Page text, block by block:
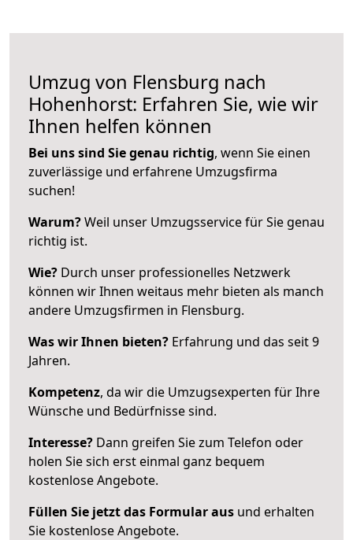
Umzug von Flensburg nach
Hohenhorst: Erfahren Sie, wie wir
Ihnen helfen können
Bei uns sind Sie genau richtig, wenn Sie einen
zuverlässige und erfahrene Umzugsfirma
suchen!
Warum?Weil unser Umzugsservice für Sie genau
richtig ist.
Wie? Durch unser professionelles Netzwerk
können wir Ihnen weitaus mehr bieten als manch
andere Umzugsfirmen in Flensburg.
Was wir Ihnen bieten? Erfahrung und das seit 9
Jahren.
Kompetenz, da wir die Umzugsexperten für Ihre
Wünsche und Bedürfnisse sind.
Interesse? Dann greifen Sie zum Telefon oder
holen Sie sich erst einmal ganz bequem
kostenlose Angebote.
Füllen Sie jetzt das Formular aus und erhalten
Sie kostenlose Angebote.